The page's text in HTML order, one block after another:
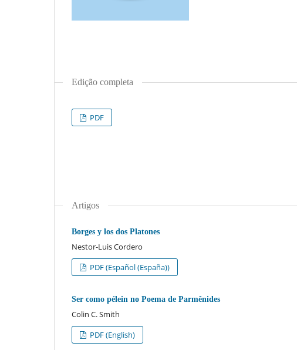
Edição completa
PDF
Artigos
Borges y los dos Platones
Nestor-Luis Cordero
PDF (Español (España))
Ser como pélein no Poema de Parmênides
Colin C. Smith
PDF (English)